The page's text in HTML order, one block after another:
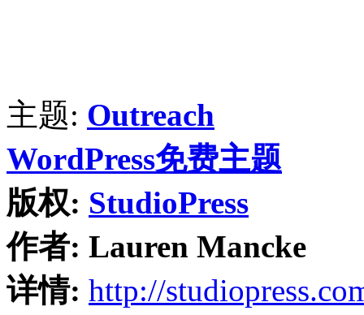
主题: Outreach
WordPress免费主题
版权: StudioPress
作者: Lauren Mancke
详情: http://